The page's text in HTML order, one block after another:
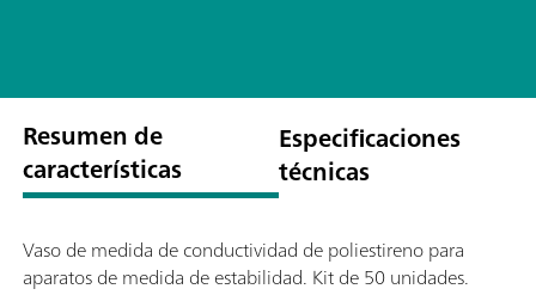
Resumen de
características
Especificaciones
técnicas
Vaso de medida de conductividad de poliestireno para
aparatos de medida de estabilidad. Kit de 50 unidades.